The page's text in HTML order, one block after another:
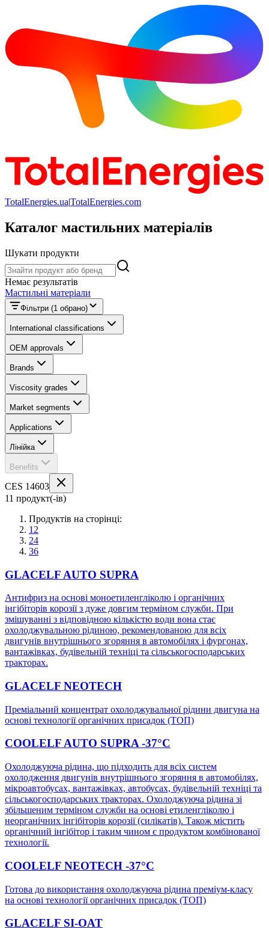
TotalEnergies.ua|TotalEnergies.com
Каталог мастильних матеріалів
Шукати продукти
Шукати продукти
Немає результатів
Мастильні матеріали
Фільтри (1 обрано)
International classifications
OEM approvals
Brands
Viscosity grades
Market segments
Applications
Лінійка
Benefits
CES 14603
11 продукт(-ів)
Продуктів на сторінці:
12
24
36
GLACELF AUTO SUPRA
Антифриз на основі моноетиленгліколю і органічних
інгібіторів корозії з дуже довгим терміном служби. При
змішуванні з відповідною кількістю води вона стає
охолоджувальною рідиною, рекомендованою для всіх
двигунів внутрішнього згоряння в автомобілях і фургонах,
вантажівках, будівельній техніці та сільськогосподарських
тракторах.
GLACELF NEOTECH
Преміальний концентрат охолоджувальної рідини двигуна на
основі технології органічних присадок (ТОП)
COOLELF AUTO SUPRA -37°C
Охолоджуюча рідина, що підходить для всіх систем
охолодження двигунів внутрішнього згоряння в автомобілях,
мікроавтобусах, вантажівках, автобусах, будівельній техніці та
сільськогосподарських тракторах. Охолоджуюча рідина зі
збільшеним терміном служби на основі етиленгліколю і
неорганічних інгібіторів корозії (силікатів). Також містить
органічний інгібітор і таким чином є продуктом комбінованої
технології.
COOLELF NEOTECH -37°C
Готова до використання охолоджуюча рідина преміум-класу
на основі технології органічних присадок (ТОП)
GLACELF SI-OAT